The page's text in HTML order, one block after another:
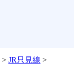
> JR只見線 >